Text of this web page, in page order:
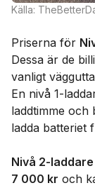
Källa:
Priserna för
Dessa är de
vanligt
En nivå 1-
laddtimme
ladda batteriet
Nivå 2-laddare
7 000 kr och